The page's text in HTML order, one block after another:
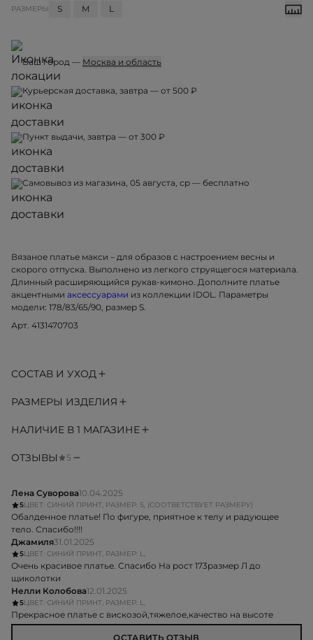
РАЗМЕРЫ S M L
Ваш город — Москва и область
Курьерская доставка, завтра — от 500 ₽
Пункт выдачи, завтра — от 300 ₽
Самовывоз из магазина, 05 августа, ср — бесплатно
Вязаное платье макси – для образов с настроением весны и
скорого отпуска. Выполнено из легкого струящегося материала.
Длинный расширяющийся рукав-кимоно. Дополните платье
акцентными аксессуарами из коллекции IDOL. Параметры
модели: 178/83/65/90, размер S.
Арт. 4131470703
СОСТАВ И УХОД
РАЗМЕРЫ ИЗДЕЛИЯ
НАЛИЧИЕ В 1 МАГАЗИНЕ
ОТЗЫВЫ 5
Лена Суворова10.04.2025
5ЦВЕТ: СИНИЙ ПРИНТ, РАЗМЕР: S, (СООТВЕТСТВУЕТ РАЗМЕРУ)
Обалденное платье! По фигуре, приятное к телу и радующее
тело. Спасибо!!!!
Джамиля31.01.2025
5ЦВЕТ: СИНИЙ ПРИНТ, РАЗМЕР: L,
Очень красивое платье. Спасибо На рост 173размер Л до
щиколотки
Нелли Колобова12.01.2025
5ЦВЕТ: СИНИЙ ПРИНТ, РАЗМЕР: L,
Прекрасное платье с вискозой,тяжелое,качество на высоте
ОСТАВИТЬ ОТЗЫВ